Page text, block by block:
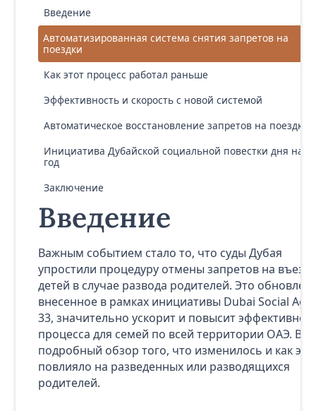
Введение
Автоматизированная система снятия запретов на
поездки
Как этот процесс работал раньше
Эффективность и скорость с новой системой
Автоматическое восстановление запретов на поездки
Инициатива Дубайской социальной повестки дня на
год
Заключение
Введение
Важным событием стало то, что суды Дубая
упростили процедуру отмены запретов на въезд
детей в случае развода родителей. Это
внесенное в рамках инициативы Dubai Social
33, значительно ускорит и повысит
процесса для семей по всей территории ОАЭ. Вот
подробный обзор того, что изменилось и как это
повлияло на разведенных или разводящихся
родителей.